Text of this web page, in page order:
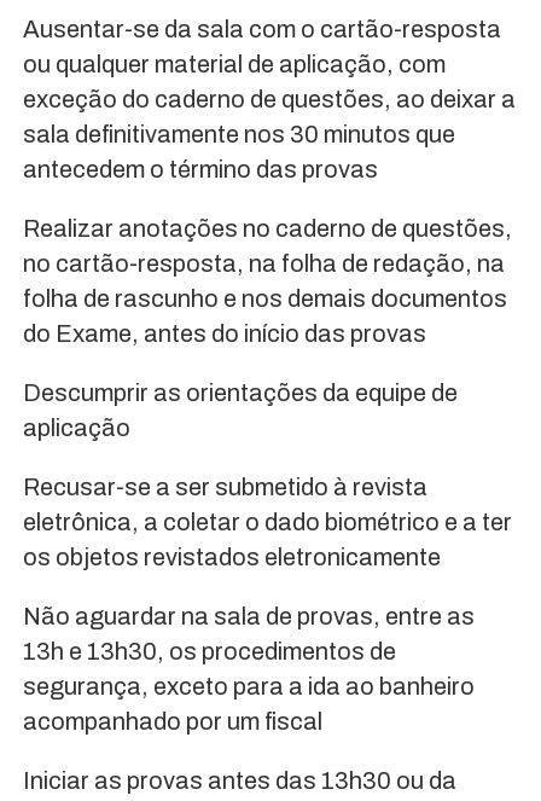
Ausentar-se da sala com o cartão-resposta
ou qualquer material de aplicação, com
exceção do caderno de questões, ao deixar a
sala definitivamente nos 30 minutos que
antecedem o término das provas
Realizar anotações no caderno de questões,
no cartão-resposta, na folha de redação, na
folha de rascunho e nos demais documentos
do Exame, antes do início das provas
Descumprir as orientações da equipe de
aplicação
Recusar-se a ser submetido à revista
eletrônica, a coletar o dado biométrico e a ter
os objetos revistados eletronicamente
Não aguardar na sala de provas, entre as
13h e 13h30, os procedimentos de
segurança, exceto para a ida ao banheiro
acompanhado por um fiscal
Iniciar as provas antes das 13h30 ou da